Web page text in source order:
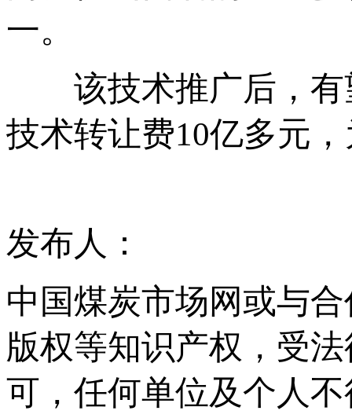
一。
该技术推广后，有
技术转让费10亿多元
发布人：
中国煤炭市场网或与
版权等知识产权，受
可，任何单位及个人